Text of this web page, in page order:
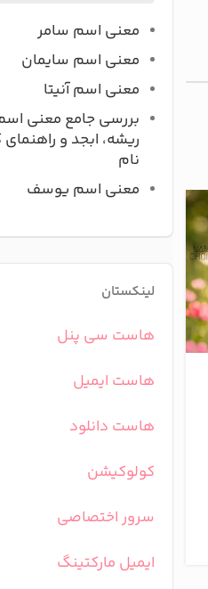
آذر
معنی اسم نجلا
موسیقیایی و ریشه
معنی اسم سامر
معنی اسم سایمان
معنی اسم آنیتا
بررسی جامع معنی
ریشه، ابجد و
نام
معنی اسم یوسف
لینکستان
هاست سی پنل
هاست ایمیل
هاست دانلود
کولوکیشن
سرور اختصاصی
ایمیل مارکتینگ